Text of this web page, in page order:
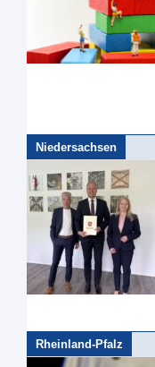
Niedersachsen
Rheinland-Pfalz